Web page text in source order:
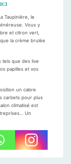
ICI
Taupinière, le
Vous y
et citron vert,
la crème brulée
tels que des live
papilles et vos
un cabre
carbets pour plus
climatisé est
Un